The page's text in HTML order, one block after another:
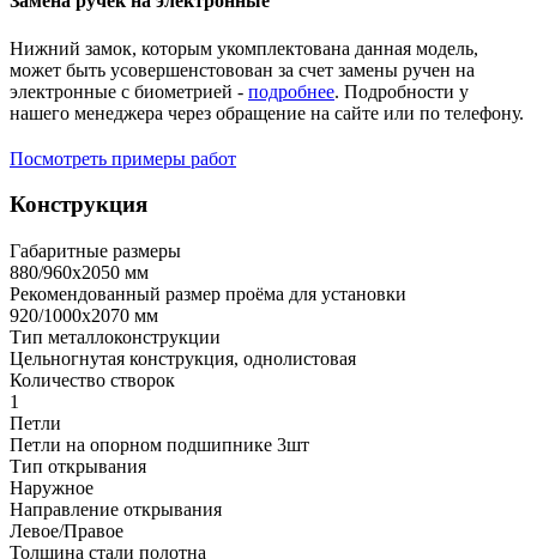
Нижний замок, которым укомплектована данная модель,
может быть усовершенстовован за счет замены ручен на
электронные с биометрией - подробнее. Подробности у
нашего менеджера через обращение на сайте или по телефону.
Посмотреть примеры работ
Конструкция
Габаритные размеры
880/960х2050 мм
Рекомендованный размер проёма для установки
920/1000х2070 мм
Тип металлоконструкции
Цельногнутая конструкция, однолистовая
Количество створок
1
Петли
Петли на опорном подшипнике 3шт
Тип открывания
Наружное
Направление открывания
Левое/Правое
Толщина стали полотна